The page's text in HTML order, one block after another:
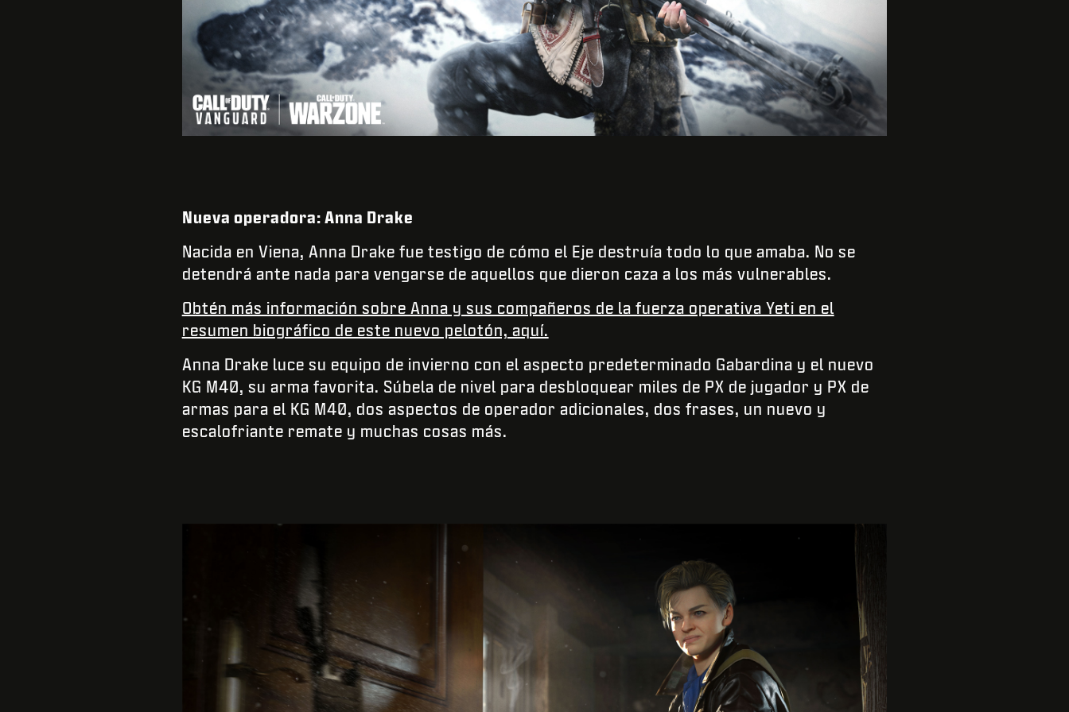
Nueva operadora: Anna Drake
Nacida en Viena, Anna Drake fue testigo de cómo el Eje destruía todo lo que amaba. No se
detendrá ante nada para vengarse de aquellos que dieron caza a los más vulnerables.
Obtén más información sobre Anna y sus compañeros de la fuerza operativa Yeti en el
resumen biográfico de este nuevo pelotón, aquí.
Anna Drake luce su equipo de invierno con el aspecto predeterminado Gabardina y el nuevo
KG M40, su arma favorita. Súbela de nivel para desbloquear miles de PX de jugador y PX de
armas para el KG M40, dos aspectos de operador adicionales, dos frases, un nuevo y
escalofriante remate y muchas cosas más.